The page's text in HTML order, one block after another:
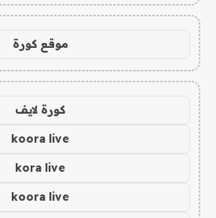
موقع كورة
كورة لايف
koora live
kora live
koora live